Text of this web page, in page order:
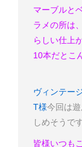
マーブルと
ラメの所は
らしい仕上
10本だとこ
ヴィンテー
T様今回は
しめそうで
皆様いつも